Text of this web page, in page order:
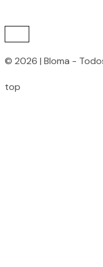
© 2026 | Bloma -
top